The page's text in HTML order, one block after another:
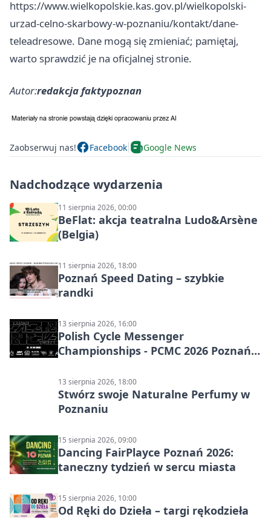
https://www.wielkopolskie.kas.gov.pl/wielkopolski-
urzad-celno-skarbowy-w-poznaniu/kontakt/dane-
teleadresowe. Dane mogą się zmieniać; pamiętaj,
warto sprawdzić je na oficjalnej stronie.
Autor:redakcja faktypoznan
Zaobserwuj nas! Facebook Google News
Nadchodzące wydarzenia
11 sierpnia 2026, 00:00
BeFlat: akcja teatralna Ludo&Arsène
(Belgia)
11 sierpnia 2026, 18:00
Poznań Speed Dating – szybkie
randki
13 sierpnia 2026, 16:00
Polish Cycle Messenger
Championships - PCMC 2026 Poznań:
13 sierpnia 2026, 18:00
Stwórz swoje Naturalne Perfumy w
Poznaniu
15 sierpnia 2026, 09:00
Dancing FairPlayce Poznań 2026:
taneczny tydzień w sercu miasta
15 sierpnia 2026, 10:00
Od Ręki do Dzieła – targi rękodzieła